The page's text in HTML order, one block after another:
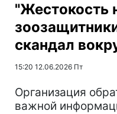
"Жестокость
скандал
15:20 12.06.2026 Пт
Организация
важной